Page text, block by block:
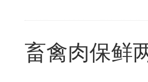
畜禽肉保鲜